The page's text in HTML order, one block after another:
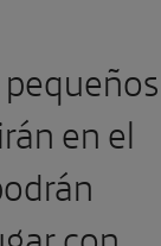
en el